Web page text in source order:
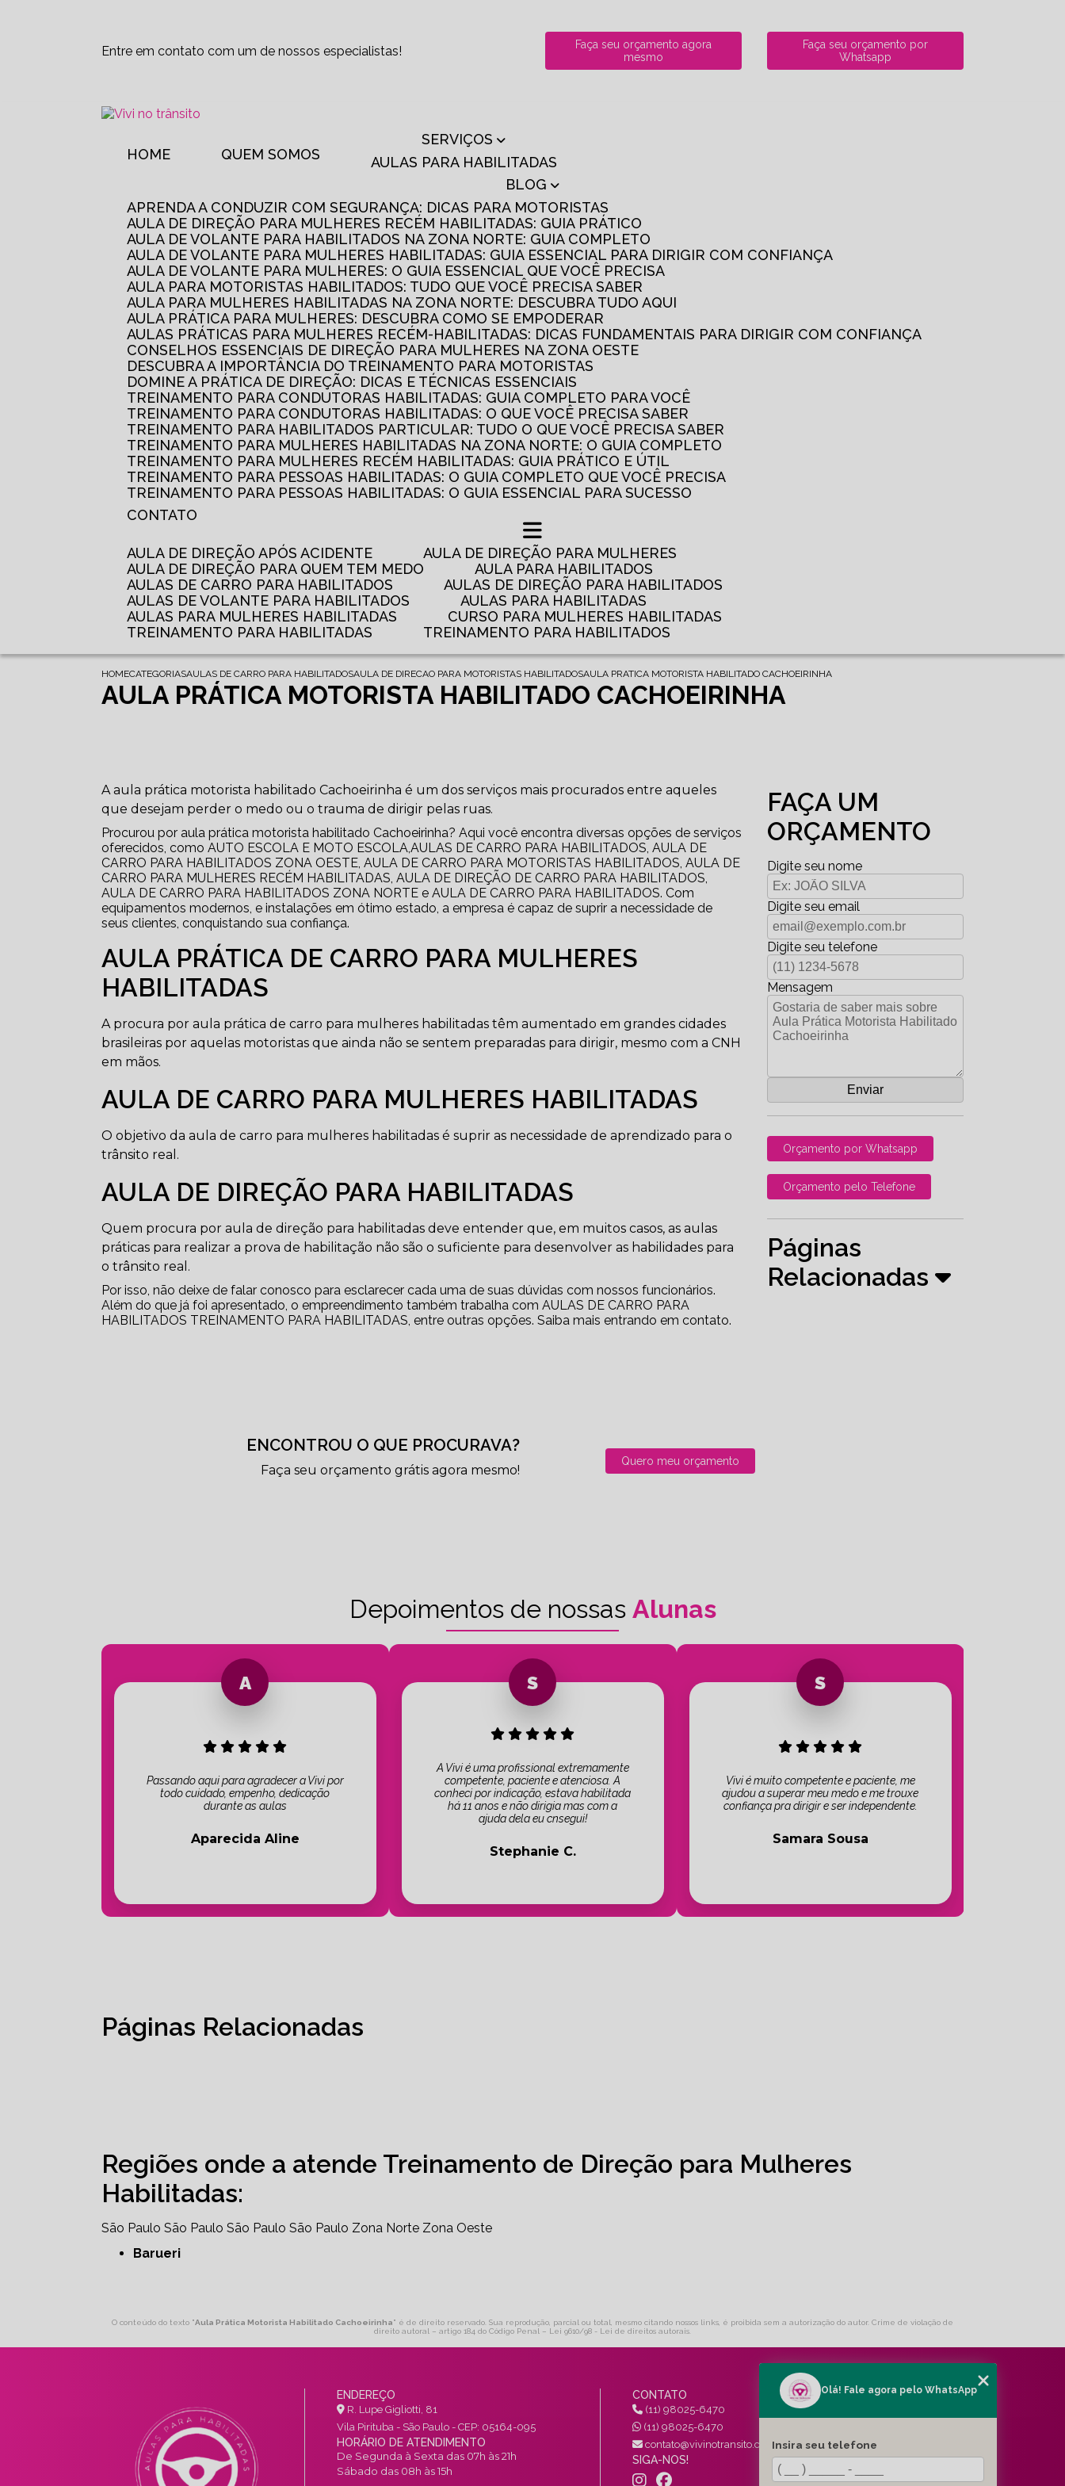
Entre em contato com um de nossos especialistas!
Faça seu orçamento agora
mesmo
Faça seu orçamento por
Whatsapp
HOME QUEM SOMOS
SERVIÇOS
AULAS PARA HABILITADAS
BLOG
APRENDA A CONDUZIR COM SEGURANÇA: DICAS PARA MOTORISTAS
AULA DE DIREÇÃO PARA MULHERES RECÉM HABILITADAS: GUIA PRÁTICO
AULA DE VOLANTE PARA HABILITADOS NA ZONA NORTE: GUIA COMPLETO
AULA DE VOLANTE PARA MULHERES HABILITADAS: GUIA ESSENCIAL PARA DIRIGIR COM CONFIANÇA
AULA DE VOLANTE PARA MULHERES: O GUIA ESSENCIAL QUE VOCÊ PRECISA
AULA PARA MOTORISTAS HABILITADOS: TUDO QUE VOCÊ PRECISA SABER
AULA PARA MULHERES HABILITADAS NA ZONA NORTE: DESCUBRA TUDO AQUI
AULA PRÁTICA PARA MULHERES: DESCUBRA COMO SE EMPODERAR
AULAS PRÁTICAS PARA MULHERES RECÉM-HABILITADAS: DICAS FUNDAMENTAIS PARA DIRIGIR COM CONFIANÇA
CONSELHOS ESSENCIAIS DE DIREÇÃO PARA MULHERES NA ZONA OESTE
DESCUBRA A IMPORTÂNCIA DO TREINAMENTO PARA MOTORISTAS
DOMINE A PRÁTICA DE DIREÇÃO: DICAS E TÉCNICAS ESSENCIAIS
TREINAMENTO PARA CONDUTORAS HABILITADAS: GUIA COMPLETO PARA VOCÊ
TREINAMENTO PARA CONDUTORAS HABILITADAS: O QUE VOCÊ PRECISA SABER
TREINAMENTO PARA HABILITADOS PARTICULAR: TUDO O QUE VOCÊ PRECISA SABER
TREINAMENTO PARA MULHERES HABILITADAS NA ZONA NORTE: O GUIA COMPLETO
TREINAMENTO PARA MULHERES RECÉM HABILITADAS: GUIA PRÁTICO E ÚTIL
TREINAMENTO PARA PESSOAS HABILITADAS: O GUIA COMPLETO QUE VOCÊ PRECISA
TREINAMENTO PARA PESSOAS HABILITADAS: O GUIA ESSENCIAL PARA SUCESSO
CONTATO
AULA DE DIREÇÃO APÓS ACIDENTE
AULA DE DIREÇÃO PARA MULHERES
AULA DE DIREÇÃO PARA QUEM TEM MEDO
AULA PARA HABILITADOS
AULAS DE CARRO PARA HABILITADOS
AULAS DE DIREÇÃO PARA HABILITADOS
AULAS DE VOLANTE PARA HABILITADOS
AULAS PARA HABILITADAS
AULAS PARA MULHERES HABILITADAS
CURSO PARA MULHERES HABILITADAS
TREINAMENTO PARA HABILITADAS
TREINAMENTO PARA HABILITADOS
HOMECATEGORIASAULAS DE CARRO PARA HABILITADOSAULA DE DIRECAO PARA MOTORISTAS HABILITADOSAULA PRATICA MOTORISTA HABILITADO CACHOEIRINHA
AULA PRÁTICA MOTORISTA HABILITADO CACHOEIRINHA
A aula prática motorista habilitado Cachoeirinha é um dos serviços mais procurados entre aqueles
que desejam perder o medo ou o trauma de dirigir pelas ruas.
Procurou por aula prática motorista habilitado Cachoeirinha? Aqui você encontra diversas opções de serviços
oferecidos, como AUTO ESCOLA E MOTO ESCOLA,AULAS DE CARRO PARA HABILITADOS, AULA DE
CARRO PARA HABILITADOS ZONA OESTE, AULA DE CARRO PARA MOTORISTAS HABILITADOS, AULA DE
CARRO PARA MULHERES RECÉM HABILITADAS, AULA DE DIREÇÃO DE CARRO PARA HABILITADOS,
AULA DE CARRO PARA HABILITADOS ZONA NORTE e AULA DE CARRO PARA HABILITADOS. Com
equipamentos modernos, e instalações em ótimo estado, a empresa é capaz de suprir a necessidade de
seus clientes, conquistando sua confiança.
AULA PRÁTICA DE CARRO PARA MULHERES
HABILITADAS
A procura por aula prática de carro para mulheres habilitadas têm aumentado em grandes cidades
brasileiras por aquelas motoristas que ainda não se sentem preparadas para dirigir, mesmo com a CNH
em mãos.
AULA DE CARRO PARA MULHERES HABILITADAS
O objetivo da aula de carro para mulheres habilitadas é suprir as necessidade de aprendizado para o
trânsito real.
AULA DE DIREÇÃO PARA HABILITADAS
Quem procura por aula de direção para habilitadas deve entender que, em muitos casos, as aulas
práticas para realizar a prova de habilitação não são o suficiente para desenvolver as habilidades para
o trânsito real.
Por isso, não deixe de falar conosco para esclarecer cada uma de suas dúvidas com nossos funcionários.
Além do que já foi apresentado, o empreendimento também trabalha com AULAS DE CARRO PARA
HABILITADOS TREINAMENTO PARA HABILITADAS, entre outras opções. Saiba mais entrando em contato.
FAÇA UM
ORÇAMENTO
Digite seu nome
Digite seu email
Digite seu telefone
Mensagem
Orçamento por Whatsapp
Orçamento pelo Telefone
Páginas
Relacionadas
ENCONTROU O QUE PROCURAVA?
Faça seu orçamento grátis agora mesmo!
Quero meu orçamento
Depoimentos de nossas Alunas
Passando aqui para agradecer a Vivi por
todo cuidado, empenho, dedicação
durante as aulas
Aparecida Aline
A Vivi é uma profissional extremamente
competente, paciente e atenciosa. A
conheci por indicação, estava habilitada
há 11 anos e não dirigia mas com a
ajuda dela eu cnsegui!
Stephanie C.
Vivi é muito competente e paciente, me
ajudou a superar meu medo e me trouxe
confiança pra dirigir e ser independente.
Samara Sousa
Páginas Relacionadas
Regiões onde a atende Treinamento de Direção para Mulheres
Habilitadas:
São Paulo São Paulo São Paulo São Paulo Zona Norte Zona Oeste
Barueri
O conteúdo do texto "Aula Prática Motorista Habilitado Cachoeirinha" é de direito reservado. Sua reprodução, parcial ou total, mesmo citando nossos links, é proibida sem a autorização do autor. Crime de violação de
direito autoral – artigo 184 do Código Penal – Lei 9610/98 - Lei de direitos autorais.
ENDEREÇO
R. Lupe Gigliotti, 81
Vila Pirituba - São Paulo - CEP: 05164-095
HORÁRIO DE ATENDIMENTO
De Segunda à Sexta das 07h às 21h
Sábado das 08h às 15h
CONTATO
(11) 98025-6470
(11) 98025-6470
contato@vivinotransito.com.br
SIGA-NOS!
MENU
SERVIÇOS
CONTATO
Olá! Fale agora pelo WhatsApp
Insira seu telefone